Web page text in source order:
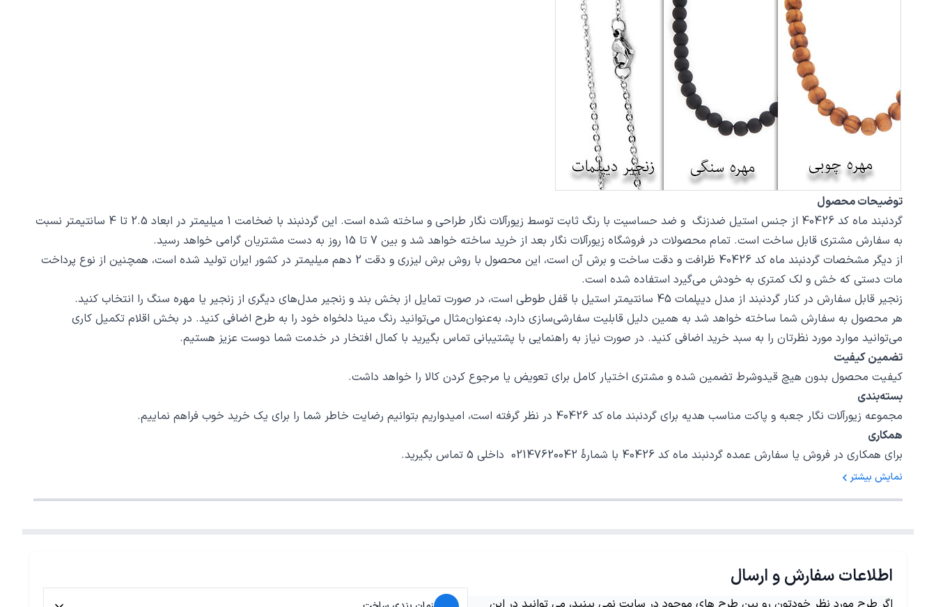
توضیحات محصول
گردنبند ماه کد 40426 از جنس استیل ضدزنگ و ضد حساسیت با رنگ ثابت توسط زیورآلات نگار طراحی و ساخته شده است. این گردنبند با ضخامت 1 میلیمتر در ابعاد 2.5 تا 4 سانتیمتر نسبت
به سفارش مشتری قابل ساخت است. تمام محصولات در فروشگاه زیورآلات نگار بعد از خرید ساخته خواهد شد و بین 7 تا 15 روز به دست مشتریان گرامی خواهد رسید.
از دیگر مشخصات گردنبند ماه کد 40426 ظرافت و دقت ساخت و برش آن است، این محصول با روش برش لیزری و دقت 2 دهم میلیمتر در کشور ایران تولید شده است، همچنین از نوع پرداخت
مات دستی که خش و لک کمتری به خودش می‌گیرد استفاده شده است.
زنجیر قابل سفارش در کنار گردنبند از مدل دیپلمات 45 سانتیمتر استیل با قفل طوطی است، در صورت تمایل از بخش بند و زنجیر مدل‌های دیگری از زنجیر یا مهره سنگ را انتخاب کنید.
هر محصول به سفارش شما ساخته خواهد شد به همین دلیل قابلیت سفارشی‌سازی دارد، به‌عنوان‌مثال می‌توانید رنگ مینا دلخواه خود را به طرح اضافی کنید. در بخش اقلام تکمیل کاری
می‌توانید موارد مورد نظرتان را به سبد خرید اضافی کنید. در صورت نیاز به راهنمایی با پشتیبانی تماس بگیرید با کمال افتخار در خدمت شما دوست عزیز هستیم.
تضمین کیفیت
کیفیت محصول بدون هیچ قیدوشرط تضمین شده و مشتری اختیار کامل برای تعویض یا مرجوع کردن کالا را خواهد داشت.
بسته‌بندی
مجموعه زیورآلات نگار جعبه و پاکت مناسب هدیه برای گردنبند ماه کد 40426 در نظر گرفته است، امیدواریم بتوانیم رضایت خاطر شما را برای یک خرید خوب فراهم نماییم.
همکاری
برای همکاری در فروش یا سفارش عمده گردنبند ماه کد 40426 با شمارهٔ 02147620042 داخلی 5 تماس بگیرید.
نمایش بیشتر
اطلاعات سفارش و ارسال